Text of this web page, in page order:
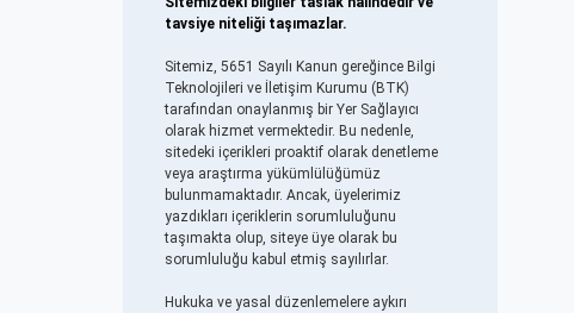
tavsiye niteliği taşımazlar.
Sitemiz, 5651 Sayılı Kanun gereğince Bilgi
Teknolojileri ve İletişim Kurumu (BTK)
tarafından onaylanmış bir Yer Sağlayıcı
olarak hizmet vermektedir. Bu nedenle,
sitedeki içerikleri proaktif olarak denetleme
veya araştırma yükümlülüğümüz
bulunmamaktadır. Ancak, üyelerimiz
yazdıkları içeriklerin sorumluluğunu
taşımakta olup, siteye üye olarak bu
sorumluluğu kabul etmiş sayılırlar.
Hukuka ve yasal düzenlemelere aykırı